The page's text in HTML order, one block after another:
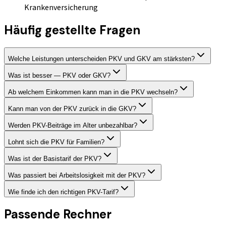
Krankenversicherung
Häufig gestellte Fragen
Welche Leistungen unterscheiden PKV und GKV am stärksten?
Was ist besser — PKV oder GKV?
Ab welchem Einkommen kann man in die PKV wechseln?
Kann man von der PKV zurück in die GKV?
Werden PKV-Beiträge im Alter unbezahlbar?
Lohnt sich die PKV für Familien?
Was ist der Basistarif der PKV?
Was passiert bei Arbeitslosigkeit mit der PKV?
Wie finde ich den richtigen PKV-Tarif?
Passende Rechner